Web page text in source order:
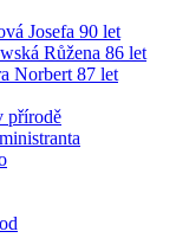
Josefa 90 let
Růžena 86 let
Norbert 87 let
přírodě